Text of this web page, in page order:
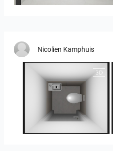
Nicolien Kamphuis
25-5014 bnr. 3.10